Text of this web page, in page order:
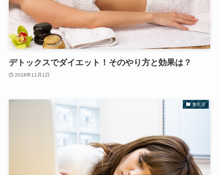
デトックスでダイエット！そのやり方と効果は？
2018年11月1日
食生活